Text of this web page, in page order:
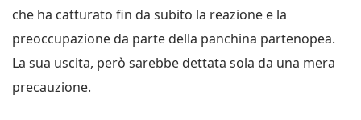
che ha catturato fin da subito la reazione e la
preoccupazione da parte della panchina partenopea.
La sua uscita, però sarebbe dettata sola da una mera
precauzione.